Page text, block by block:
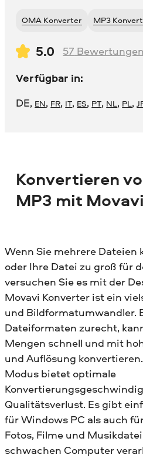
OMA Konverter MP3
5.0 57 Bewertungen
Verfügbar in:
DE, EN, FR, IT, ES, PT, NL, PL,
Konvertieren
MP3 mit
Wenn Sie mehrere Dateien
oder Ihre Datei zu groß für
versuchen Sie es mit der
Movavi Konverter ist ein
und Bildformatumwandler.
Dateiformaten zurecht,
Mengen schnell und mit
und Auflösung
Modus bietet optimale
Qualitätsverlust. Es gibt
für Windows PC als auch
Fotos, Filme und
schwachen Computer